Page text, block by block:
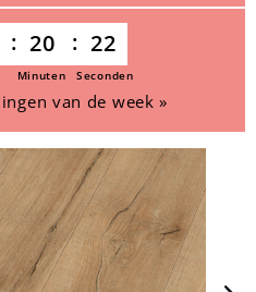
20 22
Minuten Seconden
van de week »